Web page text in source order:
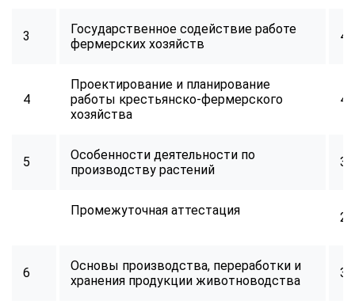
3
Государственное содействие работе
фермерских хозяйств
40
4
Проектирование и планирование
работы крестьянско-фермерского
хозяйства
40
5
Особенности деятельности по
производству растений
32
Промежуточная аттестация 2
6
Основы производства, переработки и
хранения продукции животноводства
34